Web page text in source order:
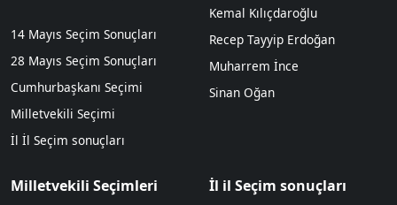
14 Mayıs Seçim Sonuçları
28 Mayıs Seçim Sonuçları
Cumhurbaşkanı Seçimi
Milletvekili Seçimi
İl İl Seçim sonuçları
Kemal Kılıçdaroğlu
Recep Tayyip Erdoğan
Muharrem İnce
Sinan Oğan
Milletvekili Seçimleri İl il Seçim sonuçları